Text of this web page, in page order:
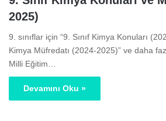
2025)
9. sınıflar için “9. Sınıf Kimya Konuları
Kimya Müfredatı (2024-2025)” ve daha
Milli Eğitim…
Devamını Oku »